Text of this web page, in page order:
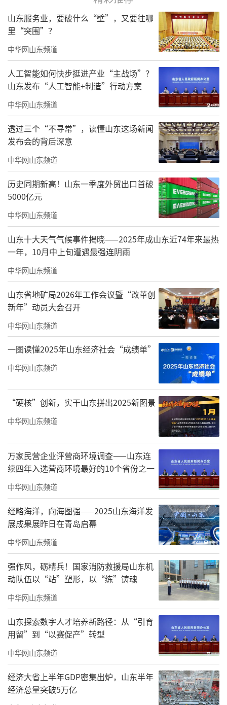
质公办学前教育的需求。
威海乳山市教体局不断加大幼儿教师师资
补充力度，自2021年以来，共招录专业幼儿老
师110余人，极大提升幼儿教师专业化水平；充
分发挥“学前教育名师工作坊”骨干成员的引
领带动作用，定期组织开展幼儿教师专业成长
山东服务业，要破什么“壁”，又要往哪
里“突围”？
中华网山东频道
人工智能如何快步挺进产业“主战场”？
山东发布“人工智能+制造”行动方案
中华网山东频道
透过三个“不寻常”，读懂山东这场新闻
发布会的背后深意
中华网山东频道
历史同期新高！山东一季度外贸出口首破
5000亿元
中华网山东频道
山东十大天气气候事件揭晓——2025年成山东近74年来最热
一年，10月中上旬遭遇最强连阴雨
中华网山东频道
山东省地矿局2026年工作会议暨“改革创
新年”动员大会召开
中华网山东频道
一图读懂2025年山东经济社会“成绩单”
中华网山东频道
“硬核”创新，实干山东拼出2025新图景
中华网山东频道
万家民营企业评营商环境调查——山东连
续四年入选营商环境最好的10个省份之一
中华网山东频道
经略海洋，向海图强——2025山东海洋发
展成果展昨日在青岛启幕
中华网山东频道
强作风，砺精兵！国家消防救援局山东机
动队伍以“站”塑形，以“练”铸魂
中华网山东频道
山东探索数字人才培养新路径：从“引育
用留”到“以赛促产”转型
中华网山东频道
经济大省上半年GDP密集出炉，山东半年
经济总量突破5万亿